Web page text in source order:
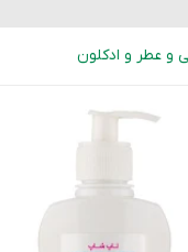
و عطر و ادکلون